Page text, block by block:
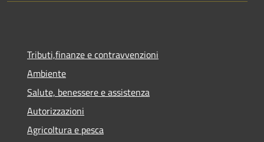
Tributi,finanze e contravvenzioni
Ambiente
Salute, benessere e assistenza
Autorizzazioni
Agricoltura e pesca